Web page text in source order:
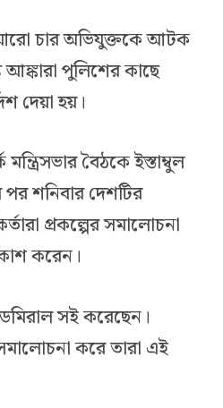
চার অভিযুক্তকে আটক
পুলিশের কাছে
দেয়া হয়।
বৈঠকে ইস্তাম্বুল
শনিবার দেশটির
প্রকল্পের সমালোচনা
করেন।
সই করেছেন।
করে তারা এই